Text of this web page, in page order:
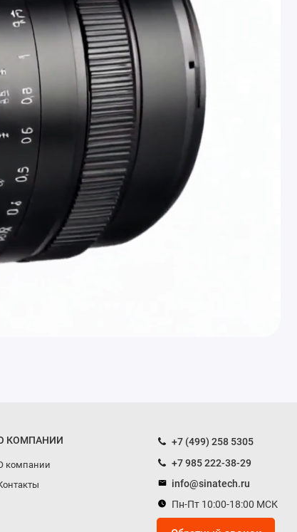
КОМПАНИИ
компании
+7 (499) 258 5305
+7 985 222-38-29
info@sinatech.ru
Пн-Пт 10:00-18:00 МСК